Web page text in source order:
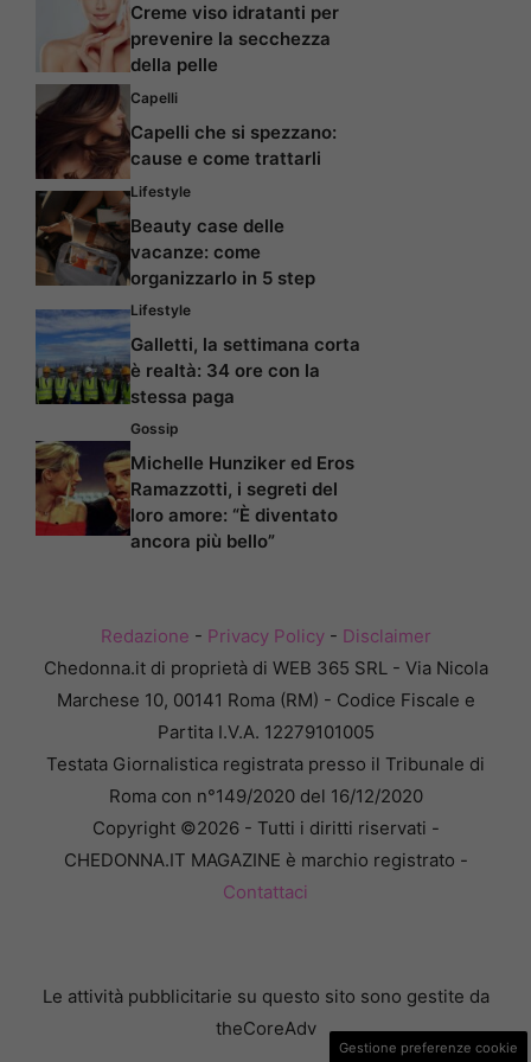
Creme viso idratanti per
prevenire la secchezza
della pelle
Capelli
Capelli che si spezzano:
cause e come trattarli
Lifestyle
Beauty case delle
vacanze: come
organizzarlo in 5 step
Lifestyle
Galletti, la settimana corta
è realtà: 34 ore con la
stessa paga
Gossip
Michelle Hunziker ed Eros
Ramazzotti, i segreti del
loro amore: “È diventato
ancora più bello”
Redazione - Privacy Policy- Disclaimer
Chedonna.it di proprietà di WEB 365 SRL - Via Nicola
Marchese 10, 00141 Roma (RM) - Codice Fiscale e
Partita I.V.A. 12279101005
Testata Giornalistica registrata presso il Tribunale di
Roma con n°149/2020 del 16/12/2020
Copyright ©2026 - Tutti i diritti riservati -
CHEDONNA.IT MAGAZINE è marchio registrato -
Contattaci
Le attività pubblicitarie su questo sito sono gestite da
theCoreAdv
Gestione preferenze cookie